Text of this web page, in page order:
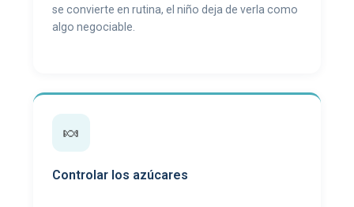
se convierte en rutina, el niño deja de verla como
algo negociable.
🍬
Controlar los azúcares